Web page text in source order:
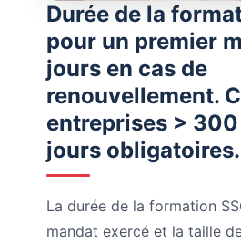
Durée de la
pour un premier
jours en cas de
renouvellement.
entreprises >
jours obligatoires.
La durée de la formation
mandat exercé et la taille